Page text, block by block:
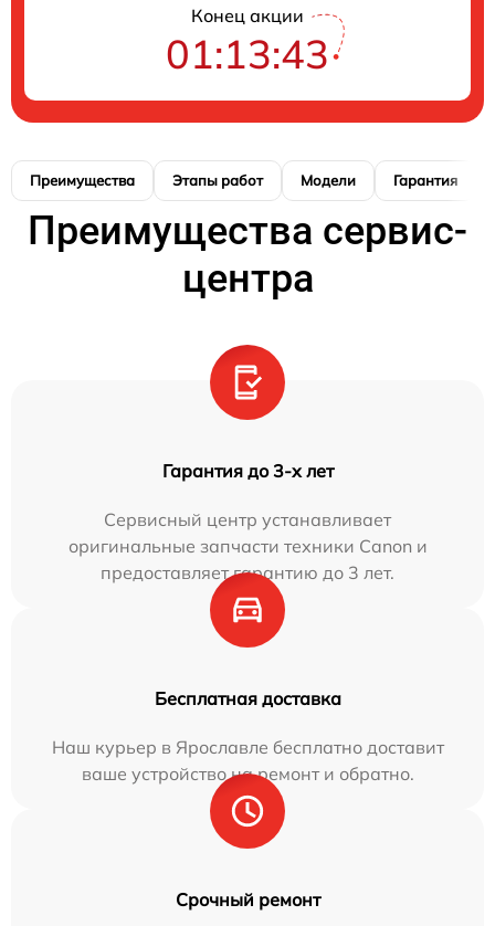
Конец акции
01:13:42
Преимущества Этапы работ Модели Гарантия
Преимущества сервис-
центра
Гарантия до 3-х лет
Сервисный центр устанавливает
оригинальные запчасти техники Canon и
предоставляет гарантию до 3 лет.
Бесплатная доставка
Наш курьер в Ярославле бесплатно доставит
ваше устройство на ремонт и обратно.
Срочный ремонт